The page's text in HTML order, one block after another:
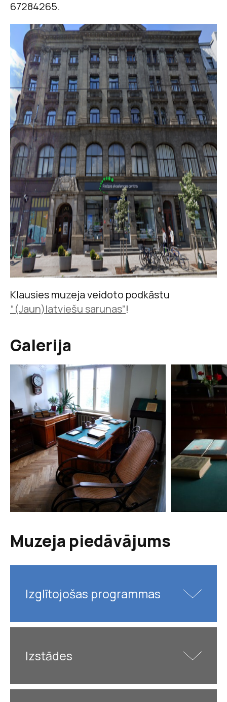
67284265.
Klausies muzeja veidoto podkāstu
“(Jaun)latviešu sarunas”!
Galerija
Muzeja piedāvājums
Izglītojošas programmas
Krišjānis Barons
kultūras kanons
Izstādes